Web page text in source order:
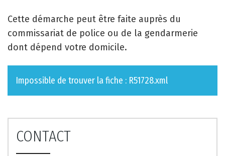
Cette démarche peut être faite auprès du
commissariat de police ou de la gendarmerie
dont dépend votre domicile.
Impossible de trouver la fiche : R51728.xml
CONTACT